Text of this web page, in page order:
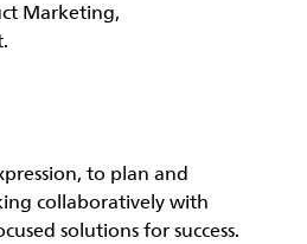
Marketing,
to plan and
collaboratively with
solutions for success.